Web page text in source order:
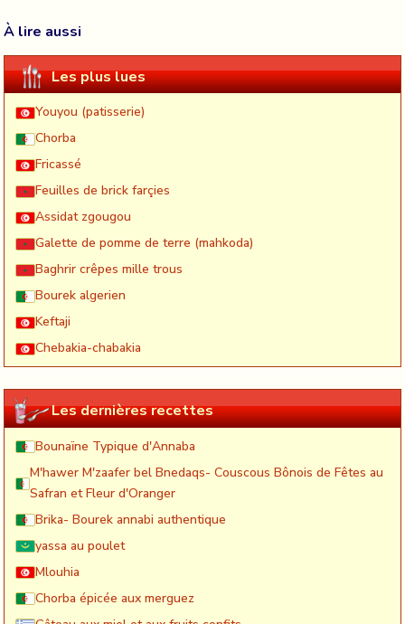
À lire aussi
Les plus lues
Youyou (patisserie)
Chorba
Fricassé
Feuilles de brick farçies
Assidat zgougou
Galette de pomme de terre (mahkoda)
Baghrir crêpes mille trous
Bourek algerien
Keftaji
Chebakia-chabakia
Les dernières recettes
Bounaïne Typique d'Annaba
M'hawer M'zaafer bel Bnedaqs- Couscous Bônois de Fêtes au
Safran et Fleur d'Oranger
Brika- Bourek annabi authentique
yassa au poulet
Mlouhia
Chorba épicée aux merguez